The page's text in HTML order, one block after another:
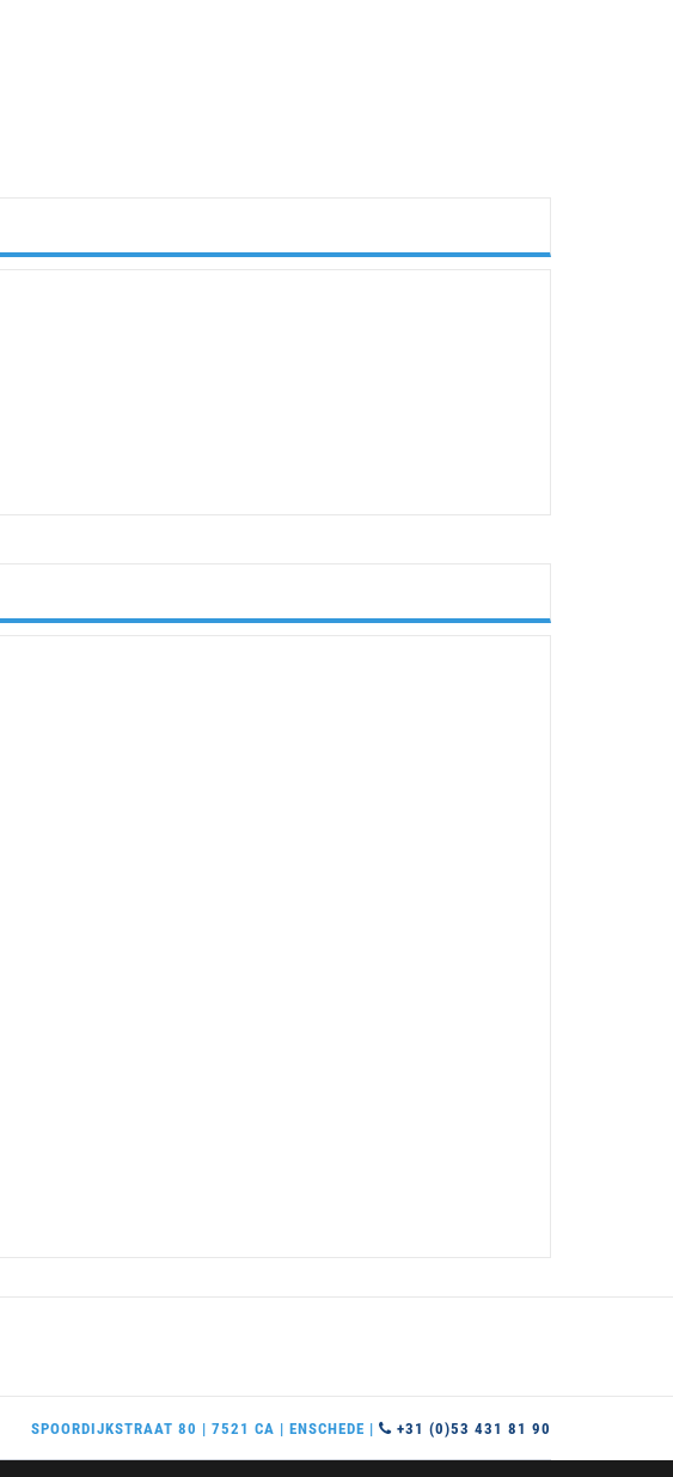
SPOORDIJKSTRAAT 80 | 7521 CA | ENSCHEDE | +31 (0)53 431 81 90